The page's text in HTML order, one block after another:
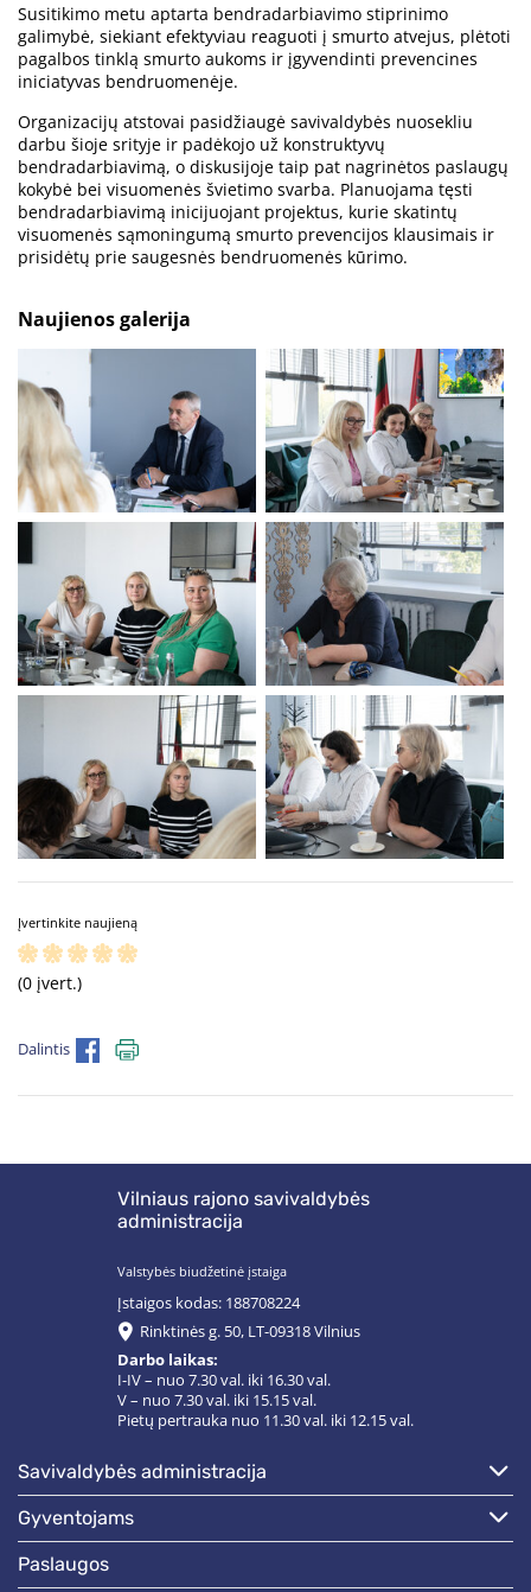
Susitikimo metu aptarta bendradarbiavimo stiprinimo
galimybė, siekiant efektyviau reaguoti į smurto atvejus, plėtoti
pagalbos tinklą smurto aukoms ir įgyvendinti prevencines
iniciatyvas bendruomenėje.
Organizacijų atstovai pasidžiaugė savivaldybės nuosekliu
darbu šioje srityje ir padėkojo už konstruktyvų
bendradarbiavimą, o diskusijoje taip pat nagrinėtos paslaugų
kokybė bei visuomenės švietimo svarba. Planuojama tęsti
bendradarbiavimą inicijuojant projektus, kurie skatintų
visuomenės sąmoningumą smurto prevencijos klausimais ir
prisidėtų prie saugesnės bendruomenės kūrimo.
Naujienos galerija
Įvertinkite naujieną
(0 įvert.)
Dalintis
Vilniaus rajono savivaldybės
administracija
Valstybės biudžetinė įstaiga
Įstaigos kodas: 188708224
Rinktinės g. 50, LT-09318 Vilnius
Darbo laikas:
I-IV – nuo 7.30 val. iki 16.30 val.
V – nuo 7.30 val. iki 15.15 val.
Pietų pertrauka nuo 11.30 val. iki 12.15 val.
savivaldybės administracija
gyventojams
paslaugos